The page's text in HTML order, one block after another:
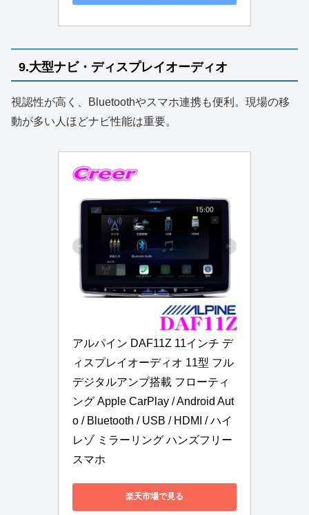
9.大型ナビ・ディスプレイオーディオ
視認性が高く、Bluetoothやスマホ連携も便利。現場の移
動が多い人ほどナビ性能は重要。
アルパイン DAF11Z 11インチ デ
ィスプレイオーディオ 11型 フル
デジタルアンプ搭載 フローティ
ング Apple CarPlay / Android Aut
o / Bluetooth / USB / HDMI / ハイ
レゾ ミラーリング ハンズフリー
スマホ
楽天市場で見る